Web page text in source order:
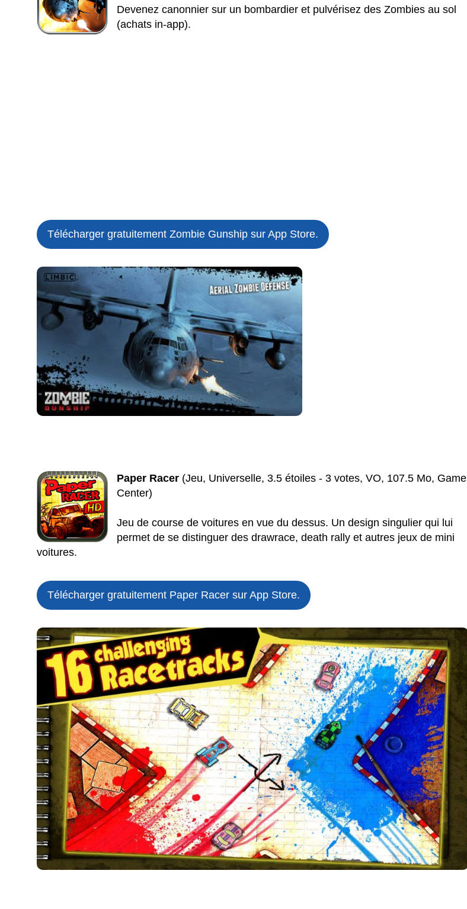
Devenez canonnier sur un bombardier et pulvérisez des Zombies au sol
(achats in-app).
Télécharger gratuitement Zombie Gunship sur App Store.
Paper Racer (Jeu, Universelle, 3.5 étoiles - 3 votes, VO, 107.5 Mo, Game
Center)
Jeu de course de voitures en vue du dessus. Un design singulier qui lui
permet de se distinguer des drawrace, death rally et autres jeux de mini
voitures.
Télécharger gratuitement Paper Racer sur App Store.